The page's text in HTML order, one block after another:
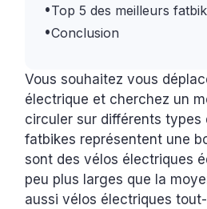
•Top 5 des meilleurs
•Conclusion
Vous souhaitez vous
électrique et cherchez un
circuler sur différents types
fatbikes représentent une
sont des vélos électriques
peu plus larges que la
aussi vélos électriques